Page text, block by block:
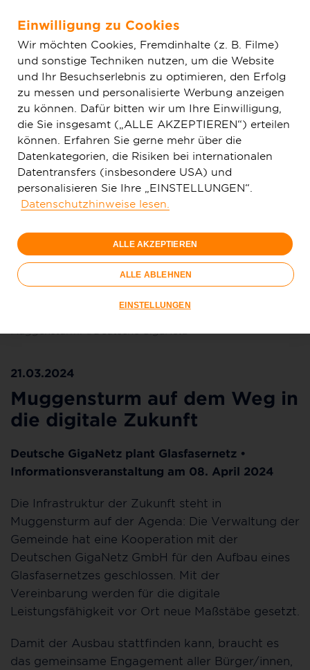
Zum Hauptinhalt springen
Aktuelles
Weg in die digitale Zukunft
Deutsche GigaNetz plant den Ausbau eines
21.03.2024
Muggensturm auf dem Weg in
die digitale Zukunft
Deutsche GigaNetz plant Glasfasernetz •
Informationsveranstaltung am 08. April 2024
Die Infrastruktur der Zukunft steht in
Muggensturm auf der Agenda: Die Verwaltung der
Gemeinde hat eine Kooperation mit der
Deutschen GigaNetz GmbH für den Aufbau eines
Glasfasernetzes geschlossen. Mit der
Vereinbarung werden für die digitale
Leistungsfähigkeit vor Ort neue Maßstäbe gesetzt.
Damit der Ausbau stattfinden kann, braucht es
das gemeinsame Engagement aller Bürger/innen,
Einwilligung zu Cookies
Wir möchten Cookies, Fremdinhalte (z. B. Filme)
und sonstige Techniken nutzen, um die Website
und Ihr Besuchserlebnis zu optimieren, den Erfolg
zu messen und personalisierte Werbung anzeigen
zu können. Dafür bitten wir um Ihre Einwilligung,
die Sie insgesamt („ALLE AKZEPTIEREN“) erteilen
können. Erfahren Sie gerne mehr über die
Datenkategorien, die Risiken bei internationalen
Datentransfers (insbesondere USA) und
personalisieren Sie Ihre „EINSTELLUNGEN“.
Datenschutzhinweise lesen.
ALLE AKZEPTIEREN
ALLE ABLEHNEN
EINSTELLUNGEN